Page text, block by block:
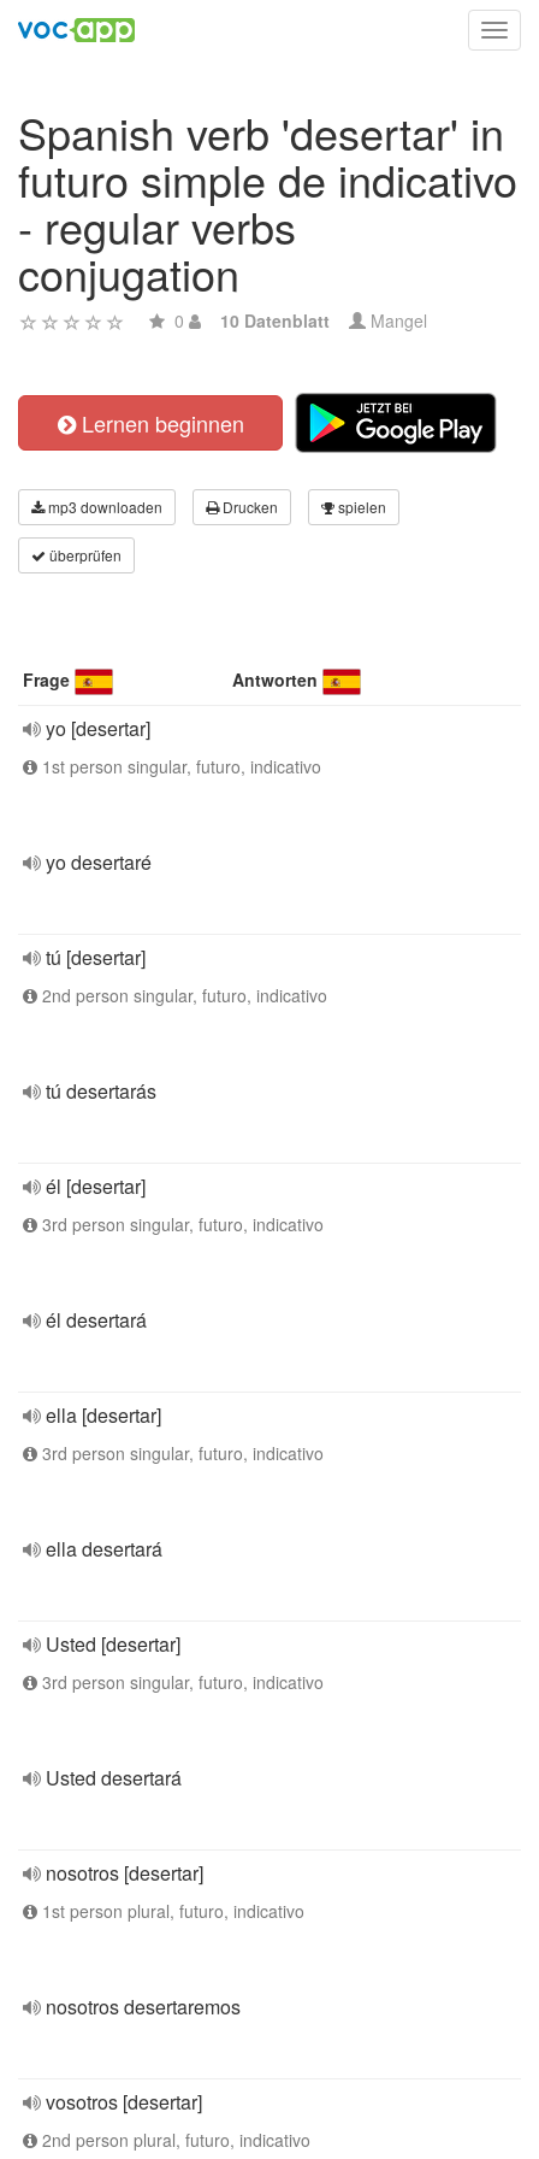
Spanish verb 'desertar' in
futuro simple de indicativo
- regular verbs
conjugation
0 10 Datenblatt Mangel
Lernen beginnen
mp3 downloaden Drucken spielen
überprüfen
Frage Antworten
yo [desertar]
1st person singular, futuro, indicativo
yo desertaré
tú [desertar]
2nd person singular, futuro, indicativo
tú desertarás
él [desertar]
3rd person singular, futuro, indicativo
él desertará
ella [desertar]
3rd person singular, futuro, indicativo
ella desertará
Usted [desertar]
3rd person singular, futuro, indicativo
Usted desertará
nosotros [desertar]
1st person plural, futuro, indicativo
nosotros desertaremos
vosotros [desertar]
2nd person plural, futuro, indicativo